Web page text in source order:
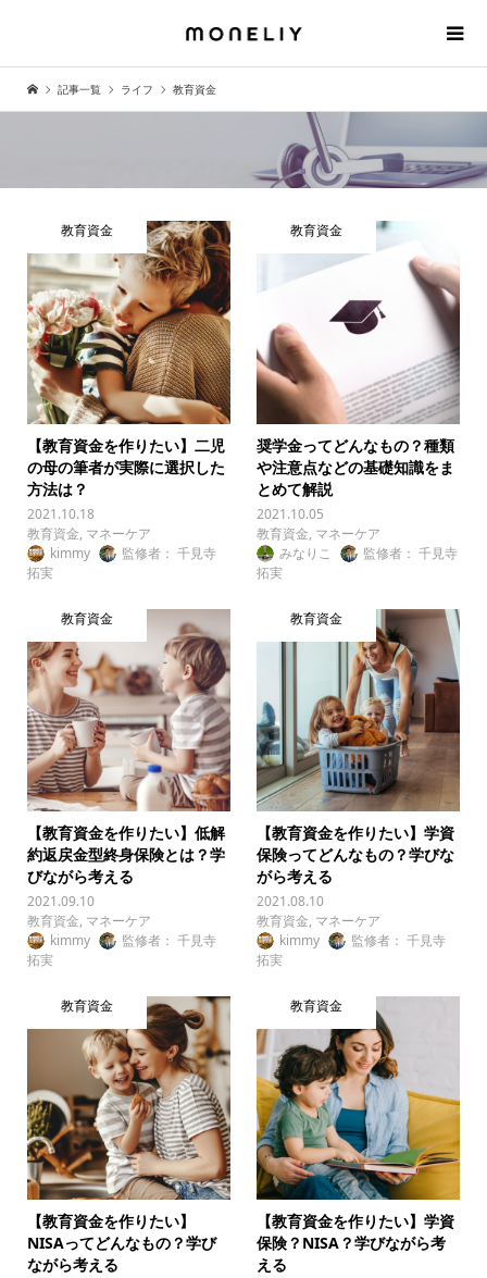
記事一覧 ライフ 教育資金
教育資金
【教育資金を作りたい】二児
の母の筆者が実際に選択した
方法は？
2021.10.18
教育資金, マネーケア
kimmy
監修者： 千見寺
拓実
教育資金
奨学金ってどんなもの？種類
や注意点などの基礎知識をま
とめて解説
2021.10.05
教育資金, マネーケア
みなりこ
監修者： 千見寺
拓実
教育資金
【教育資金を作りたい】低解
約返戻金型終身保険とは？学
びながら考える
2021.09.10
教育資金, マネーケア
kimmy
監修者： 千見寺
拓実
教育資金
【教育資金を作りたい】学資
保険ってどんなもの？学びな
がら考える
2021.08.10
教育資金, マネーケア
kimmy
監修者： 千見寺
拓実
教育資金
【教育資金を作りたい】
NISAってどんなもの？学び
ながら考える
教育資金
【教育資金を作りたい】学資
保険？NISA？学びながら考
える